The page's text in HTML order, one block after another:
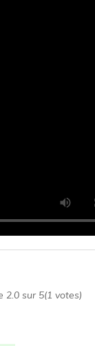
2.0 sur 5(1 votes)